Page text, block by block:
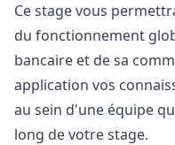
Ce stage vous
du fonctionnement
bancaire et de sa
application vos
au sein d'une équipe
long de votre stage.